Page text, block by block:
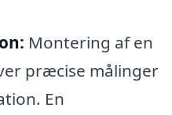
Montering af en
præcise målinger
En